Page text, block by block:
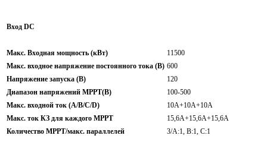
Вход DC
Макс. Входная мощность (кВт)
11500
Макс. входное напряжение постоянного тока (В) 600
Напряжение запуска (В)
120
Диапазон напряжений МРРТ(В)
100-500
Макс. входной ток (A/B/C/D)
10A+10A+10A
Макс. ток КЗ для каждого МРРТ
15,6A+15,6A+15,6A
Количество МРРТ/макс. параллелей
3/A:1, B:1, C:1